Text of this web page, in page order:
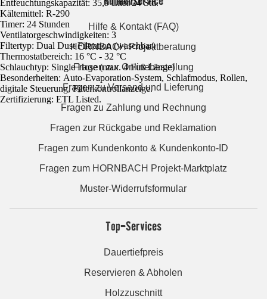
Entfeuchtungskapazität: 35,9 Liter/24 Std.
Kältemittel: R-290
Timer: 24 Stunden
Ventilatorgeschwindigkeiten: 3
Filtertyp: Dual Dust Filtration (waschbar)
Thermostatbereich: 16 °C - 32 °C
Schlauchtyp: Single Hose (max. 4 Fuß Länge)
Besonderheiten: Auto-Evaporation-System, Schlafmodus, Rollen,
digitale Steuerung, Filterkontrollanzeige.
Zertifizierung: ETL Listed.
Hilfe & Kontakt (FAQ)
HORNBACH Projektberatung
Fragen zur Onlinebestellung
Fragen zu Versand und Lieferung
Fragen zu Zahlung und Rechnung
Fragen zur Rückgabe und Reklamation
Fragen zum Kundenkonto & Kundenkonto-ID
Fragen zum HORNBACH Projekt-Marktplatz
Muster-Widerrufsformular
Top-Services
Dauertiefpreis
Reservieren & Abholen
Holzzuschnitt